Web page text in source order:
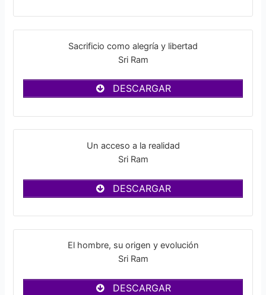
Sacrificio como alegría y libertad
Sri Ram
DESCARGAR
Un acceso a la realidad
Sri Ram
DESCARGAR
El hombre, su origen y evolución
Sri Ram
DESCARGAR